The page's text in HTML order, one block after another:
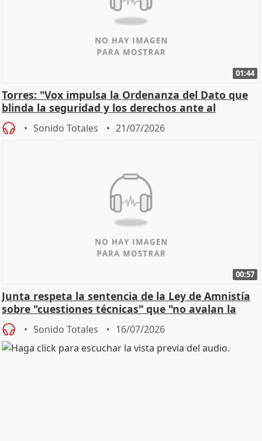
01:44
Torres: "Vox impulsa la Ordenanza del Dato que
blinda la seguridad y los derechos ante al
control"
Sonido Totales 21/07/2026
00:57
Junta respeta la sentencia de la Ley de Amnistía
sobre "cuestiones técnicas" que "no avalan la
const
Sonido Totales 16/07/2026